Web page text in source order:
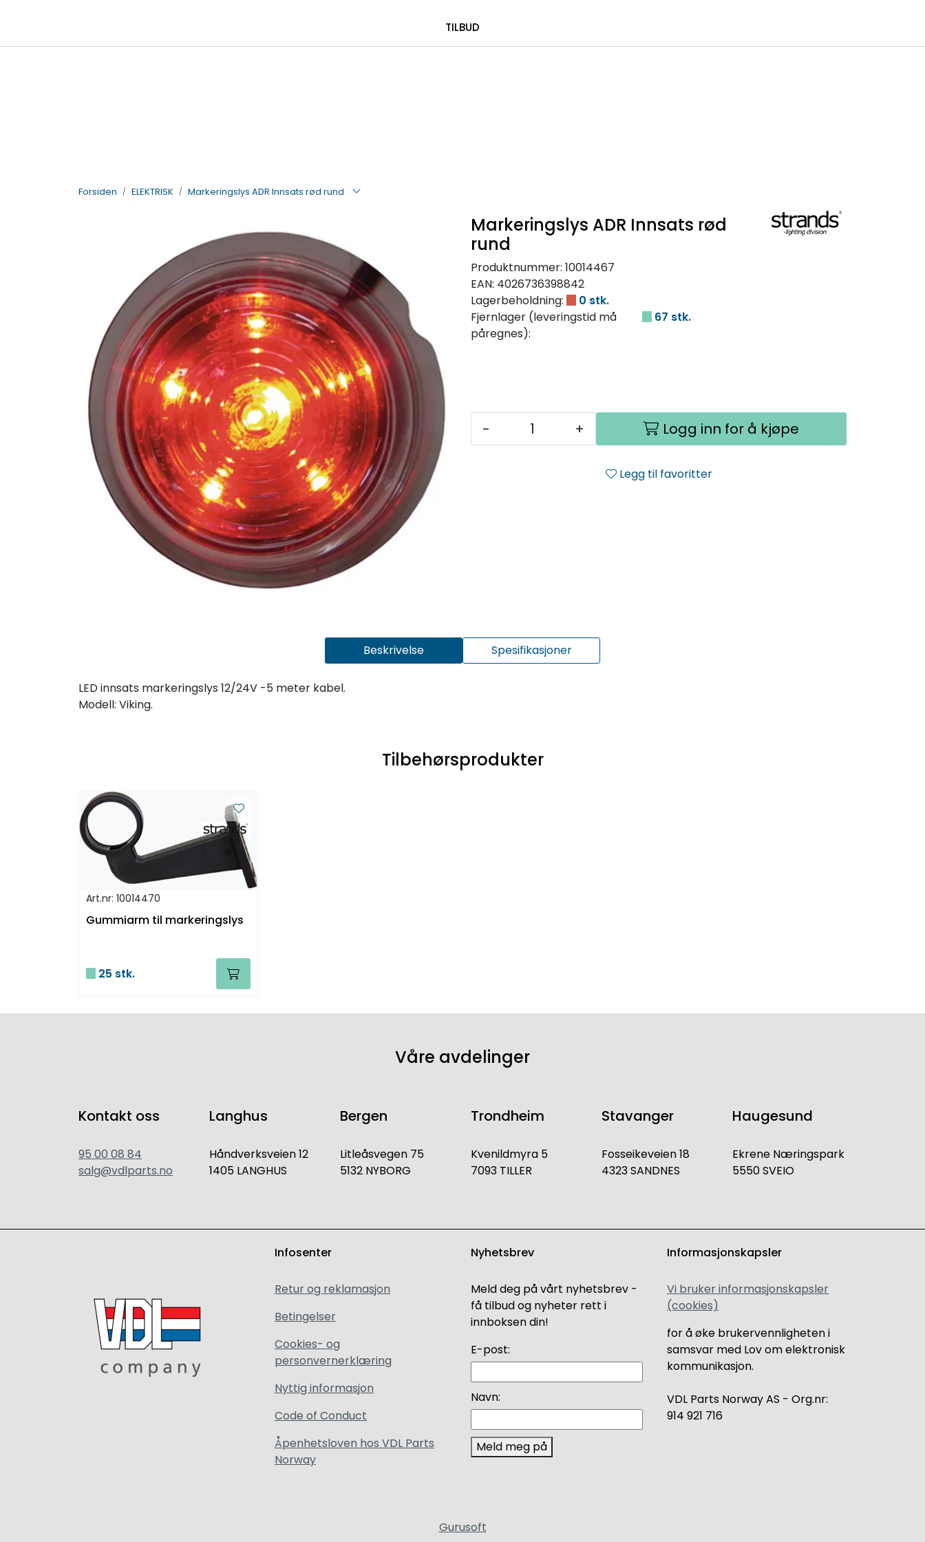
TILBUD
Forsiden ELEKTRISK Markeringslys ADR Innsats rød rund
Markeringslys ADR Innsats rød
rund
Produktnummer: 10014467
EAN: 4026736398842
Lagerbeholdning:
0 stk.
Fjernlager (leveringstid må
påregnes):
67 stk.
- + Logg inn for å kjøpe
Legg til favoritter
Beskrivelse Spesifikasjoner
LED innsats markeringslys 12/24V -5 meter kabel.
Modell: Viking.
Tilbehørsprodukter
Art.nr: 10014470
Gummiarm til markeringslys
25 stk.
Våre avdelinger
Kontakt oss
95 00 08 84
salg@vdlparts.no
Langhus
Håndverksveien 12
1405 LANGHUS
Bergen
Litleåsvegen 75
5132 NYBORG
Trondheim
Kvenildmyra 5
7093 TILLER
Stavanger
Fosseikeveien 18
4323 SANDNES
Haugesund
Ekrene Næringspark
5550 SVEIO
Infosenter
Retur og reklamasjon
Betingelser
Cookies- og
personvernerklæring
Nyttig informasjon
Code of Conduct
Åpenhetsloven hos VDL Parts
Norway
Nyhetsbrev
Meld deg på vårt nyhetsbrev -
få tilbud og nyheter rett i
innboksen din!
E-post:
Navn:
Meld meg på
Informasjonskapsler
Vi bruker informasjonskapsler
(cookies)
for å øke brukervennligheten i
samsvar med Lov om elektronisk
kommunikasjon.
VDL Parts Norway AS - Org.nr:
914 921 716
Gurusoft